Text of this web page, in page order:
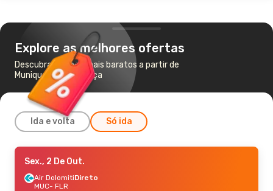
Explore as melhores ofertas
Descubra os voos mais baratos a partir de
Munique para Florença
Ida e volta Só ida
Ter., 22 De Set.
LufthansaDireto
MUC- FLR
Sex., 2 De Out.
Air DolomitiDireto
MUC- FLR